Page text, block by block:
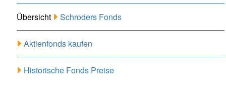
Übersicht Schroders Fonds
Aktienfonds kaufen
Historische Fonds Preise